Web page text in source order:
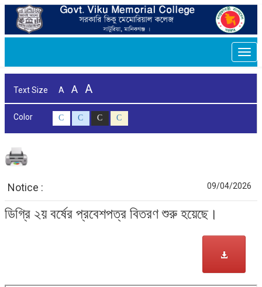
Text Size A A A
Color C C C C
Notice : 09/04/2026
ডিগ্রি ২য় বর্ষের প্রবেশপত্র বিতরণ শুরু হয়েছে।